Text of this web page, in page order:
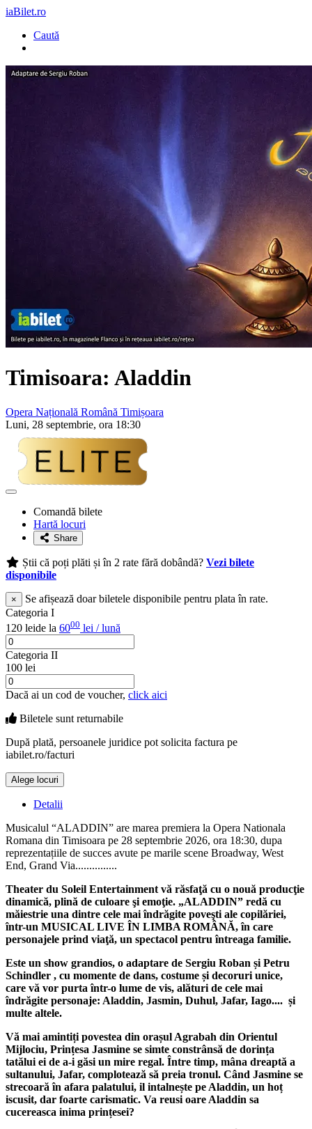
iaBilet.ro
Caută
Timisoara: Aladdin
Opera Națională Română Timișoara
Luni, 28 septembrie, ora 18:30
Adaugă
favoriteComandă bilete
Hartă locuri
Share
Știi că poți plăti și în 2 rate fără dobândă? Vezi bilete
disponibile
×
Se afișează doar biletele disponibile pentru plata în rate.
Categoria I
120 leide la 6000 lei / lună
Categoria II
100 lei
Dacă ai un cod de voucher, click aici
Biletele sunt returnabile
După plată, persoanele juridice pot solicita factura pe
iabilet.ro/facturi
Alege locuri
Detalii
Musicalul “ALADDIN” are marea premiera la Opera Nationala
Romana din Timisoara pe 28 septembrie 2026, ora 18:30, dupa
reprezentațiile de succes avute pe marile scene Broadway, West
End, Grand Via...............
Theater du Soleil Entertainment vă răsfaţă cu o nouă producţie
dinamică, plină de culoare şi emoţie. „ALADDIN” redă cu
măiestrie una dintre cele mai îndrăgite poveşti ale copilăriei,
într-un MUSICAL LIVE ÎN LIMBA ROMÂNĂ, în care
personajele prind viaţă, un spectacol pentru întreaga familie.
Este un show grandios, o adaptare de Sergiu Roban și Petru
Schindler , cu momente de dans, costume și decoruri unice,
care vă vor purta într-o lume de vis, alături de cele mai
îndrăgite personaje: Aladdin, Jasmin, Duhul, Jafar, Iago.... și
multe altele.
Vă mai amintiți povestea din orașul Agrabah din Orientul
Mijlociu, Prințesa Jasmine se simte constrânsă de dorința
tatălui ei de a-i găsi un mire regal. Între timp, mâna dreaptă a
sultanului, Jafar, complotează să preia tronul. Când Jasmine se
strecoară în afara palatului, il intalnește pe Aladdin, un hoț
iscusit, dar foarte carismatic. Va reusi oare Aladdin sa
cucereasca inima prințesei?